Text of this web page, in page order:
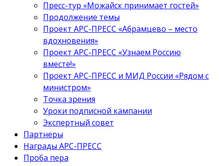
Пресс-тур «Можайск принимает гостей»
Продолжение темы
Проект АРС-ПРЕСС «Абрамцево – место
вдохновения»
Проект АРС-ПРЕСС «Узнаем Россию
вместе!»
Проект АРС-ПРЕСС и МИД России «Рядом с
министром»
Точка зрения
Уроки подписной кампании
Экспертный совет
Партнеры
Награды АРС-ПРЕСС
Проба пера